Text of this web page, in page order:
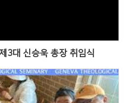
3대 신승욱 총장 취임식